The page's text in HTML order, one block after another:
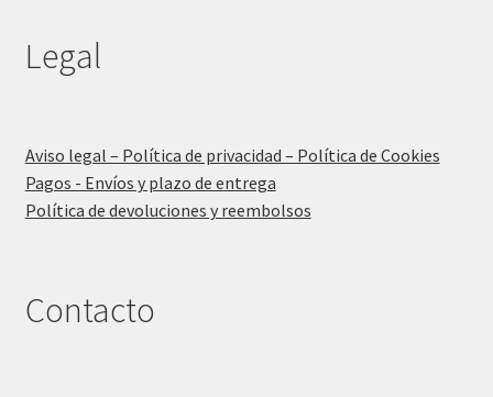
Legal
Aviso legal – Política de privacidad – Política de Cookies
Pagos - Envíos y plazo de entrega
Política de devoluciones y reembolsos
Contacto